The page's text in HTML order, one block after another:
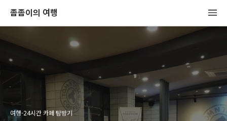
좀좀이의 여행
여행-24시간 카페 탐방기